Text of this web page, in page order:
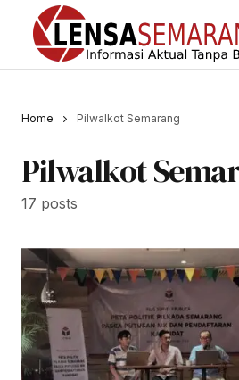
Home Pilwalkot Semarang
Pilwalkot
17 posts